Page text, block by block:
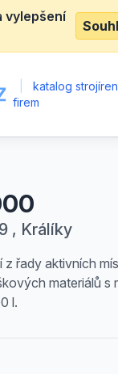
vylepšení
katalog
firem
, Králíky
z řady aktivních
materiálů s
l.